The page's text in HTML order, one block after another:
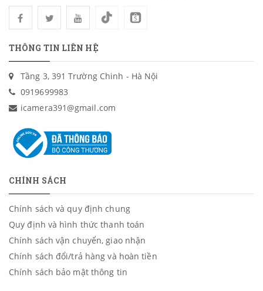
THÔNG TIN LIÊN HỆ
Tầng 3, 391 Trường Chinh - Hà Nội
0919699983
icamera391@gmail.com
CHÍNH SÁCH
Chính sách và quy định chung
Quy định và hình thức thanh toán
Chính sách vận chuyển, giao nhận
Chính sách đổi/trả hàng và hoàn tiền
Chính sách bảo mật thông tin